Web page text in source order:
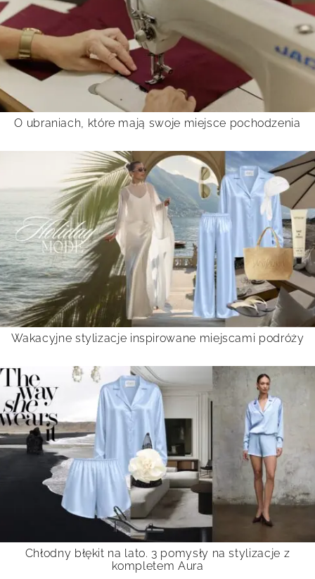
O ubraniach, które mają swoje miejsce pochodzenia
Wakacyjne stylizacje inspirowane miejscami podróży
Chłodny błękit na lato. 3 pomysły na stylizacje z
kompletem Aura